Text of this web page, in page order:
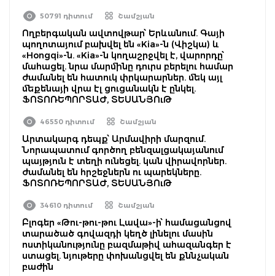
50791 դիտում Շամշյան
Ողբերգական ավտովթար՝ Երևանում. Գայի
պողոտայում բախվել են «Kia»-ն (Վիշկա) և
«Hongqi»-ն. «Kia»-ն կողաշրջվել է, վարորդը՝
մահացել. նրա մարմինը դուրս բերելու համար
ժամանել են հատուկ փրկարարներ. մեկ այլ
մեքենայի վրա էլ ցուցանակն է ընկել.
ՖՈՏՈՌԵՊՈՐՏԱԺ, ՏԵՍԱՆՅՈւԹ
46550 դիտում Շամշյան
Արտակարգ դեպք՝ Արմավիրի մարզում.
Նորապատում գործող բենզալցակայանում
պայթյուն է տեղի ունեցել. կան վիրավորներ.
ժամանել են հրշեջներն ու պարեկները.
ՖՈՏՈՌԵՊՈՐՏԱԺ, ՏԵՍԱՆՅՈւԹ
34610 դիտում Շամշյան
Բլոգեր «Թու-թու-թու Լավա»-ի՝ համացանցով
տարածած գովազդի կեղծ լինելու մասին
ոստիկանությունը բազմաթիվ ահազանգեր է
ստացել. նյութերը փոխանցվել են քննչական
բաժին